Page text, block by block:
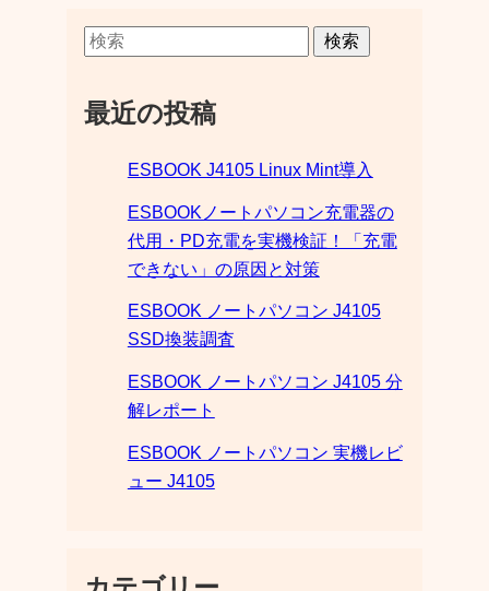
検索
最近の投稿
ESBOOK J4105 Linux Mint導入
ESBOOKノートパソコン充電器の
代用・PD充電を実機検証！「充電
できない」の原因と対策
ESBOOK ノートパソコン J4105
SSD換装調査
ESBOOK ノートパソコン J4105 分
解レポート
ESBOOK ノートパソコン 実機レビ
ュー J4105